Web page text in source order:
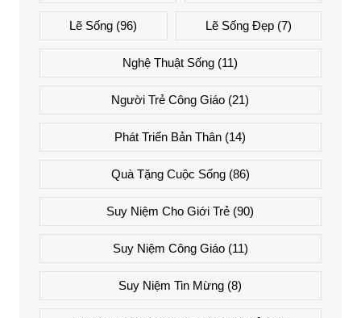
Lẽ Sống (96) Lẽ Sống Đẹp(7)
Nghệ Thuật Sống (11)
Người Trẻ Công Giáo (21)
Phát Triển Bản Thân (14)
Quà Tặng Cuộc Sống(86)
Suy Niệm Cho Giới Trẻ (90)
Suy Niệm Công Giáo(11)
Suy Niệm Tin Mừng (8)